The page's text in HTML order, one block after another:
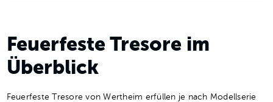
Feuerfeste Tresore im
Überblick
Feuerfeste Tresore von Wertheim erfüllen je nach Modellserie